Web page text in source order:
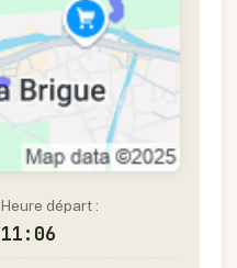
Heure départ :
11:06